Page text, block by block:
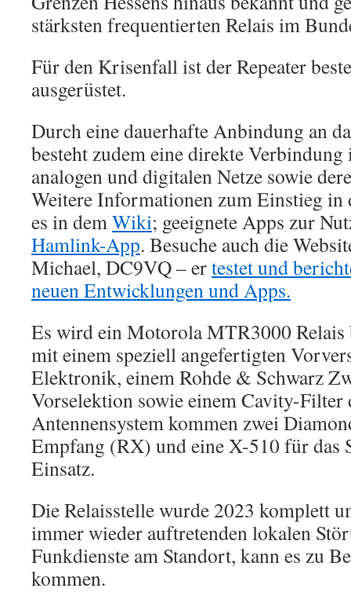
stärksten frequentierten Relais im
Für den Krisenfall ist der Repeater
ausgerüstet.
Durch eine dauerhafte Anbindung an
besteht zudem eine direkte
analogen und digitalen Netze sowie
Weitere Informationen zum Einstieg
es in demWiki; geeignete Apps zur
Hamlink-App. Besuche auch die
Michael, DC9VQ – ertestet und
neuen Entwicklungen und Apps.
Es wird ein Motorola MTR3000
mit einem speziell angefertigten
Elektronik, einem Rohde & Schwarz
Vorselektion sowie einem Cavity-
Antennensystem kommen zwei
Empfang (RX) und eine X-510 für das
Einsatz.
Die Relaisstelle wurde 2023 komplett
immer wieder auftretenden lokalen
Funkdienste am Standort, kann es zu
kommen.